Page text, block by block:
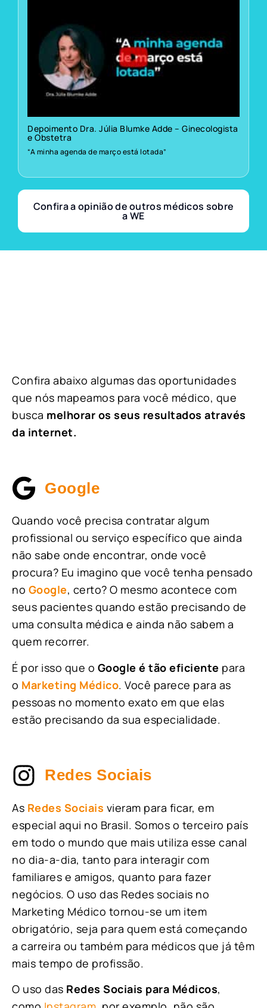
Depoimento Dra. Júlia Blumke Adde – Ginecologista
e Obstetra
“A minha agenda de março está lotada”
Confira a opinião de outros médicos sobre
a WE
Confira abaixo algumas das oportunidades
que nós mapeamos para você médico, que
busca melhorar os seus resultados através
da internet.
Google
Quando você precisa contratar algum
profissional ou serviço específico que ainda
não sabe onde encontrar, onde você
procura? Eu imagino que você tenha pensado
no Google, certo? O mesmo acontece com
seus pacientes quando estão precisando de
uma consulta médica e ainda não sabem a
quem recorrer.
É por isso que o Google é tão eficiente para
o Marketing Médico. Você parece para as
pessoas no momento exato em que elas
estão precisando da sua especialidade.
Redes Sociais
As Redes Sociais vieram para ficar, em
especial aqui no Brasil. Somos o terceiro país
em todo o mundo que mais utiliza esse canal
no dia-a-dia, tanto para interagir com
familiares e amigos, quanto para fazer
negócios. O uso das Redes sociais no
Marketing Médico tornou-se um item
obrigatório, seja para quem está começando
a carreira ou também para médicos que já têm
mais tempo de profissão.
O uso das Redes Sociais para Médicos,